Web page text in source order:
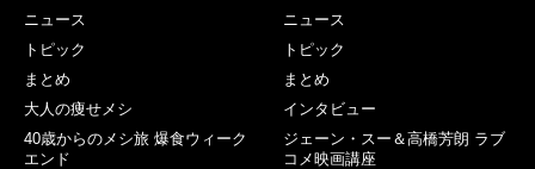
ニュース
トピック
まとめ
大人の痩せメシ
40歳からのメシ旅 爆食ウィーク
エンド
ニュース
トピック
まとめ
インタビュー
ジェーン・スー＆高橋芳朗 ラブ
コメ映画講座